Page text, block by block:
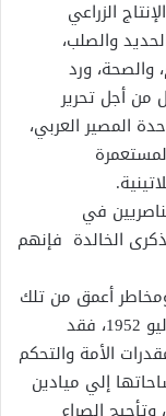
الزراعي
والصلب،
والصحة، ورد
من أجل تحرير
المصير العربي،
في
الخالدة فإنهم
ومخاطر أعمق من تلك
التي كانت تواجهها إبان انطلاق ثورة 23 يوليو 1952، فقد
الأمة والتحكم
إلي ميادين